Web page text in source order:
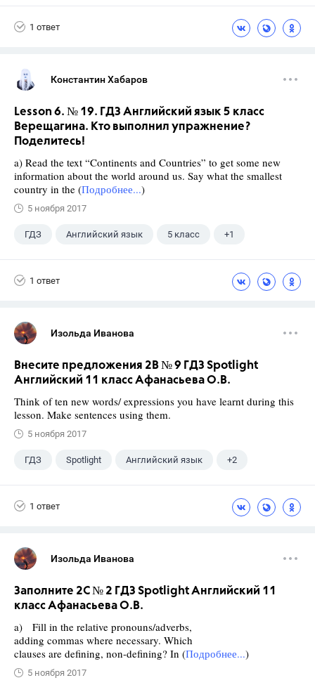
1 ответ
Константин Хабаров
Lesson 6. № 19. ГДЗ Английский язык 5 класс
Верещагина. Кто выполнил упражнение?
Поделитесь!
a) Read the text “Continents and Countries” to get some new
information about the world around us. Say what the smallest
country in the (Подробнее...)
5 ноября 2017
ГДЗ Английский язык 5 класс +1
1 ответ
Изольда Иванова
Внесите предложения 2B № 9 ГДЗ Spotlight
Английский 11 класс Афанасьева О.В.
Think of ten new words/ expressions you have learnt during this
lesson. Make sentences using them.
5 ноября 2017
ГДЗ Spotlight Английский язык +2
1 ответ
Изольда Иванова
Заполните 2C № 2 ГДЗ Spotlight Английский 11
класс Афанасьева О.В.
a) Fill in the relative pronouns/adverbs,
adding commas where necessary. Which
clauses are defining, non-defining? In (Подробнее...)
5 ноября 2017